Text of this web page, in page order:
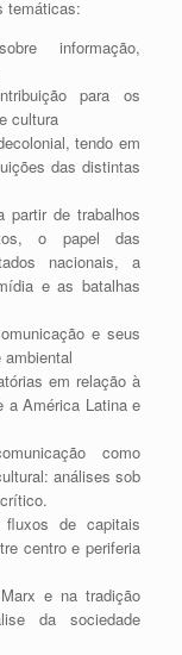
temáticas:
informação,
para os
cultura
tendo em
das distintas
partir de trabalhos
o papel das
nacionais, a
e as batalhas
e seus
em relação à
a América Latina e
como
análises sob
de capitais
centro e periferia
e na tradição
da sociedade